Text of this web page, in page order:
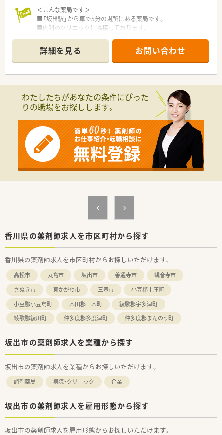
＜こんな薬局です＞
■「坂出駅」から車で5分の場所にある薬局です。
■内科のクリニックに隣接しております。
＜業務内容＞
■内科メインとなります。
■薬剤師は常時1～2名体制です。
＜法人特徴＞
■香川県内に調剤薬局を3店舗運営している会社です。
■「地域に永く愛される薬局」を目指して地域密着型の運営を行
っております。
＜こんな方にもオススメ＞
■プライベートの時間を大切にしたい方
■地域密着型の薬局で、将来的に長く勤務したい方
等々…
詳細を見る お問い合わせ
わたしたちがあなたの条件にぴった
りの職場をお探しします。
香川県の薬剤師求人を市区町村から探す
香川県の薬剤師求人を市区町村からお探しいただけます。
高松市 丸亀市 坂出市 善通寺市
観音寺市
さぬき市
東かがわ市 三豊市
小豆郡土庄町
小豆郡小豆島町
木田郡三木町
綾歌郡宇多津町
綾歌郡綾川町
仲多度郡多度津町 仲多度郡まんのう町
坂出市の薬剤師求人を業種から探す
坂出市の薬剤師求人を業種からお探しいただけます。
調剤薬局 病院・クリニック 企業
坂出市の薬剤師求人を雇用形態から探す
坂出市の薬剤師求人を雇用形態からお探しいただけます。